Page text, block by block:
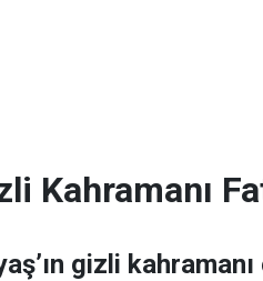
Kahramanı
gizli kahramanı